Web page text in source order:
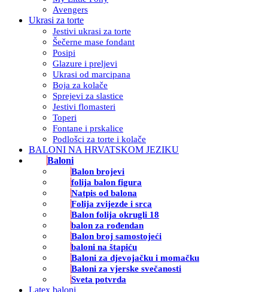
Avengers
Ukrasi za torte
Jestivi ukrasi za torte
Šečerne mase fondant
Posipi
Glazure i preljevi
Ukrasi od marcipana
Boja za kolače
Sprejevi za slastice
Jestivi flomasteri
Toperi
Fontane i prskalice
Podlošci za torte i kolače
BALONI NA HRVATSKOM JEZIKU
Baloni
Balon brojevi
folija balon figura
Natpis od balona
Folija zvijezde i srca
Balon folija okrugli 18
balon za rođendan
Balon broj samostojeći
baloni na štapiću
Baloni za djevojačku i momačku
Baloni za vjerske svečanosti
Sveta potvrda
Latex baloni